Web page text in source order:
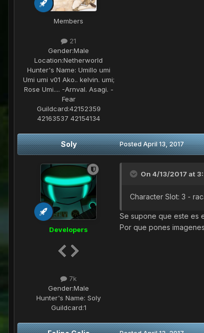
Members
21
Gender:Male
Location:Netherworld
Hunter's Name: Umillo umi
Umi umi v01 Ako.. kelvin. umi;
Rose Umi.... -Arnval. Asagi. -
Fear
Guildcard:42152359
42163537 42154134
Soly
Developers
7k
Gender:Male
Hunter's Name: Soly
Guildcard:1
PostedApril 13, 2017
On 4/13/2017 at
Character Slot: 3 -
Se supone que este es
Por que pones